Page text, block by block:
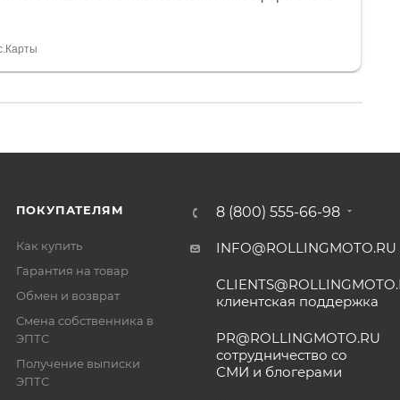
Дмитрию, за клиентоориентированность и
ПОКУПАТЕЛЯМ
Как купить
Гарантия на товар
Обмен и возврат
Смена собственника в
ЭПТС
Получение выписки
ЭПТС
8 (800) 555-66-98
INFO@ROLLINGMOTO.RU
клиентская поддержка
PR@ROLLINGMOTO.RU
сотрудничество со
СМИ и блогерами